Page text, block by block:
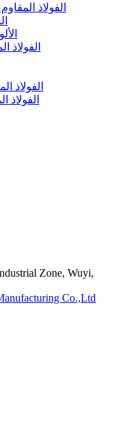
الفولاذ
الفولاذ
Zone, Wuyi,